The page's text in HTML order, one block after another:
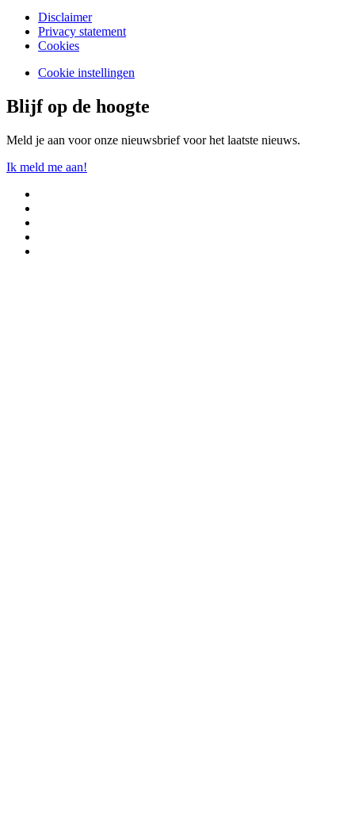
Disclaimer
Privacy statement
Cookies
Cookie instellingen
Blijf op de hoogte
Meld je aan voor onze nieuwsbrief voor het laatste nieuws.
Ik meld me aan!